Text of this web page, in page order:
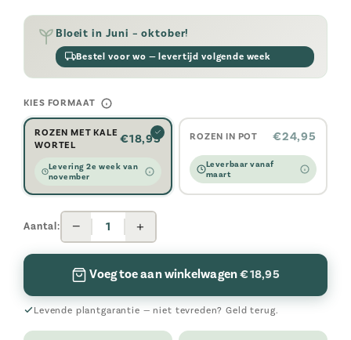
Bloeit in Juni – oktober!
Bestel voor wo — levertijd volgende week
KIES FORMAAT
ROZEN MET KALE
WORTEL
€18,95
Levering 2e week van
november
ROZEN IN POT €24,95
Leverbaar vanaf
maart
Aantal: − 1 +
Voeg toe aan winkelwagen€ 18,95
Levende plantgarantie — niet tevreden? Geld terug.